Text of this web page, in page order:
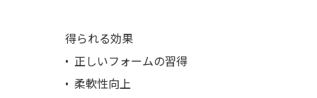
得られる効果
• 正しいフォームの習得
• 柔軟性向上